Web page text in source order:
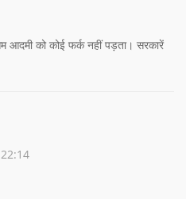
को कोई फर्क नहीं पड़ता। सरकारें